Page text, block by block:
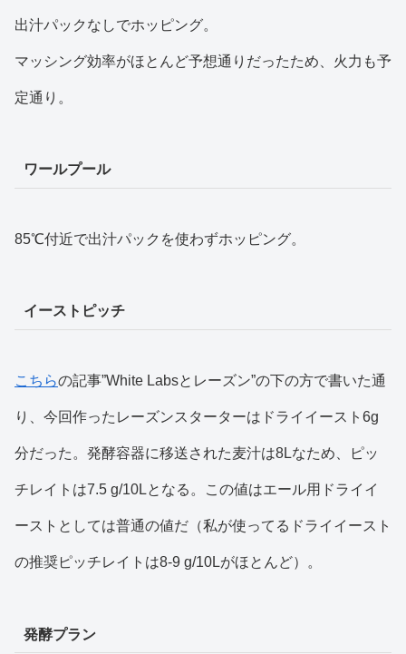
出汁パックなしでホッピング。
マッシング効率がほとんど予想通りだったため、火力も予
定通り。
ワールプール
85℃付近で出汁パックを使わずホッピング。
イーストピッチ
こちらの記事”White Labsとレーズン”の下の方で書いた通
り、今回作ったレーズンスターターはドライイースト6g
分だった。発酵容器に移送された麦汁は8Lなため、ピッ
チレイトは7.5 g/10Lとなる。この値はエール用ドライイ
ーストとしては普通の値だ（私が使ってるドライイースト
の推奨ピッチレイトは8-9 g/10Lがほとんど）。
発酵プラン